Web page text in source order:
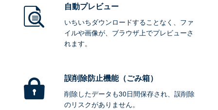
自動プレビュー
いちいちダウンロードすることなく、ファ
イルや画像が、ブラウザ上でプレビューさ
れます。
誤削除防止機能（ごみ箱）
削除したデータも30日間保存され、誤削除
のリスクがありません。